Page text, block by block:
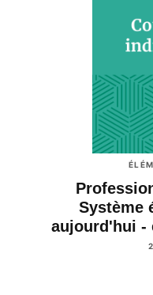
Système
aujourd'hui -